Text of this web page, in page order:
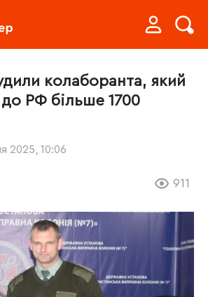
колаборанта, який
РФ більше 1700
2025, 10:06
911